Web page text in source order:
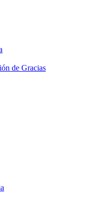
de Gracias